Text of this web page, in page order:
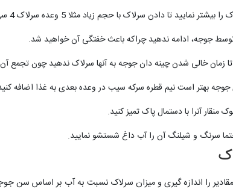
سرلاک با حجم زیاد مثلا 5 وعده سرلاک 4 سی سی بهتر است از 4 وعده سرلاک 5 سی سی.
جوجه، ادامه ندهید چراکه باعث خفتگی آن خواهید شد.
تا زمان خالی شدن چینه دان جوجه به آنها سرلاک ندهید چون
بهتر است نیم قطره سرکه سیب در وعده بعدی به غذا اضافه
آنرا با دستمال پاک تمیز کنید.
سرنگ و شیلنگ آن را آب داغ شستشو نمایید.
را اندازه گیری و میزان سرلاک نسبت به آب بر اساس سن